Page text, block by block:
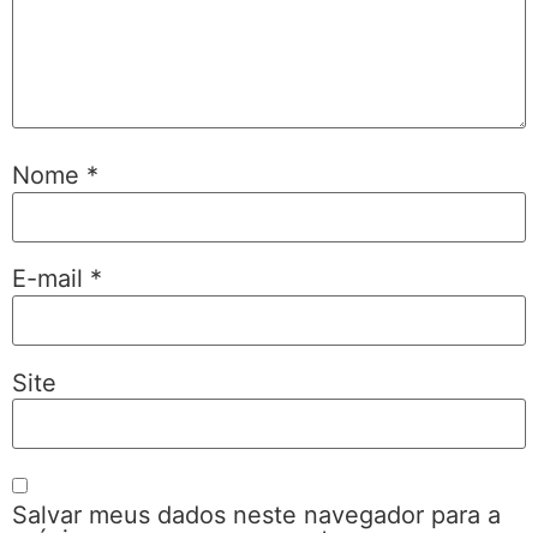
Nome *
E-mail *
Site
Salvar meus dados neste navegador para a